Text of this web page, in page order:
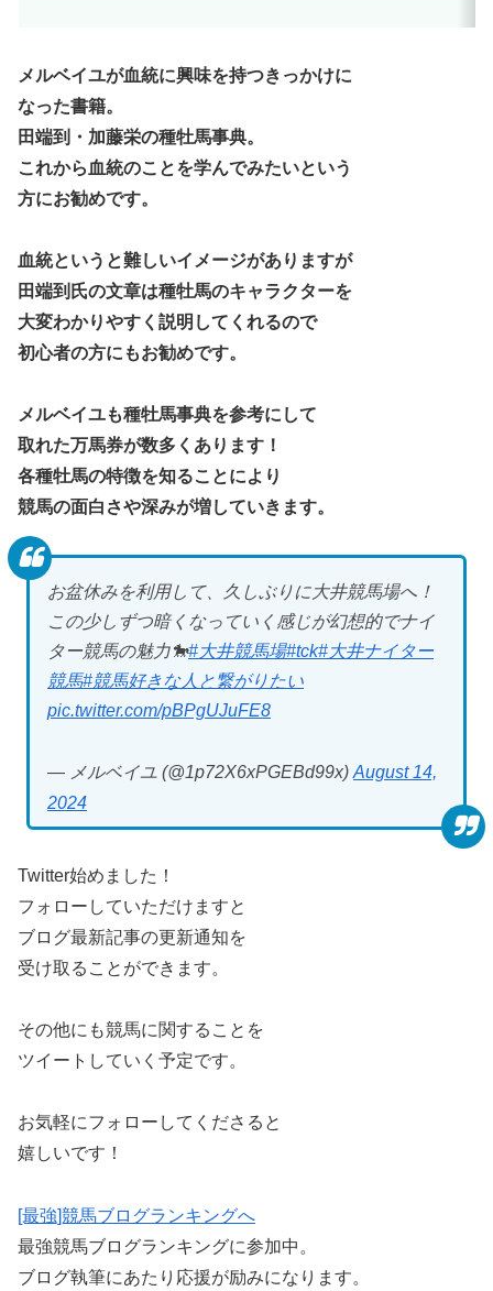
メルベイユが血統に興味を持つきっかけに
なった書籍。
田端到・加藤栄の種牡馬事典。
これから血統のことを学んでみたいという
方にお勧めです。
血統というと難しいイメージがありますが
田端到氏の文章は種牡馬のキャラクターを
大変わかりやすく説明してくれるので
初心者の方にもお勧めです。
メルベイユも種牡馬事典を参考にして
取れた万馬券が数多くあります！
各種牡馬の特徴を知ることにより
競馬の面白さや深みが増していきます。
お盆休みを利用して、久しぶりに大井競馬場へ！
この少しずつ暗くなっていく感じが幻想的でナイ
ター競馬の魅力🐎#大井競馬場#tck#大井ナイター
競馬#競馬好きな人と繋がりたい
pic.twitter.com/pBPgUJuFE8
— メルベイユ (@1p72X6xPGEBd99x) August 14,
2024
Twitter始めました！
フォローしていただけますと
ブログ最新記事の更新通知を
受け取ることができます。
その他にも競馬に関することを
ツイートしていく予定です。
お気軽にフォローしてくださると
嬉しいです！
[最強]競馬ブログランキングへ
最強競馬ブログランキングに参加中。
ブログ執筆にあたり応援が励みになります。